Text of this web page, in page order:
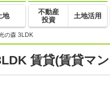
地
不動産
投資
土地活用
の森 3LDK
賃貸(賃貸マ